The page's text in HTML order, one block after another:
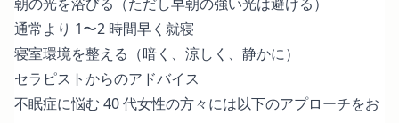
通常より 1〜2 時間早く就寝
寝室環境を整える（暗く、涼しく、静かに）
セラピストからのアドバイス
不眠症に悩む 40 代女性の方々には以下のアプローチをお